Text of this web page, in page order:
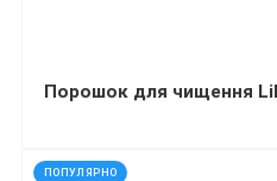
ПОПУЛЯРНО
код: 11941